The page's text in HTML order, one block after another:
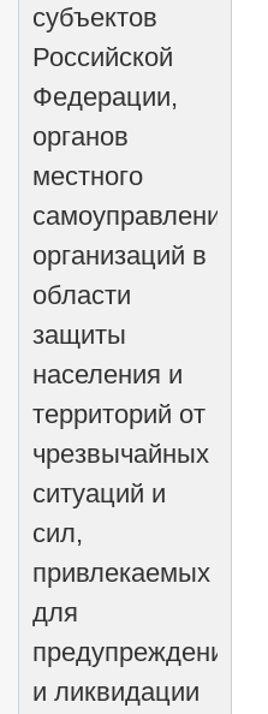
субъектов
Российской
Федерации,
органов
местного
самоуправления,
организаций в
области
защиты
населения и
территорий от
чрезвычайных
ситуаций и
сил,
привлекаемых
для
предупреждения
и ликвидации